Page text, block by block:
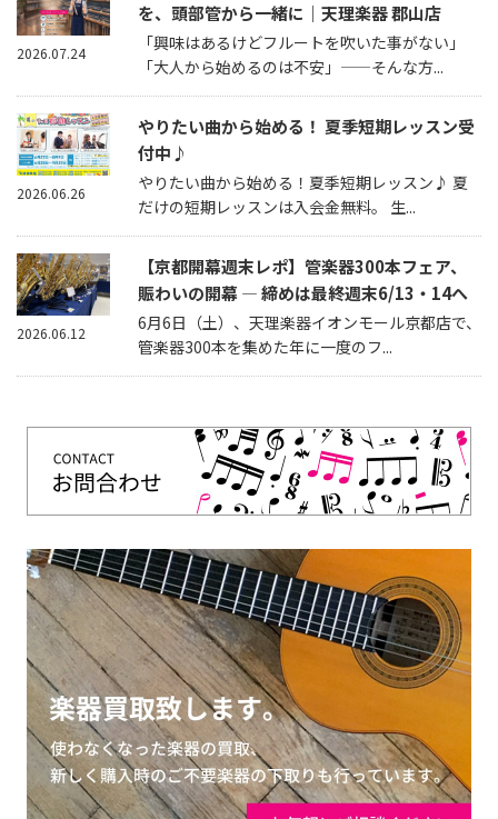
を、頭部管から一緒に｜天理楽器 郡山店
「興味はあるけどフルートを吹いた事がない」
「大人から始めるのは不安」——そんな方...
2026.07.24
やりたい曲から始める！ 夏季短期レッスン受
付中♪
やりたい曲から始める！夏季短期レッスン♪ 夏
だけの短期レッスンは入会金無料。 生...
2026.06.26
【京都開幕週末レポ】管楽器300本フェア、
賑わいの開幕 — 締めは最終週末6/13・14へ
6月6日（土）、天理楽器イオンモール京都店で、
管楽器300本を集めた年に一度のフ...
2026.06.12